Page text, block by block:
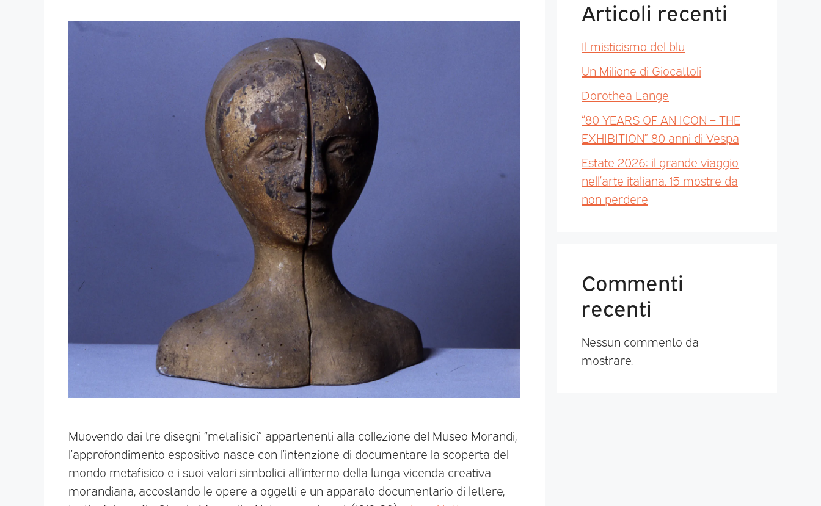
Muovendo dai tre disegni “metafisici” appartenenti alla collezione del Museo Morandi,
l’approfondimento espositivo nasce con l’intenzione di documentare la scoperta del
mondo metafisico e i suoi valori simbolici all’interno della lunga vicenda creativa
morandiana, accostando le opere a oggetti e un apparato documentario di lettere,
Articoli recenti
Il misticismo del blu
Un Milione di Giocattoli
Dorothea Lange
“80 YEARS OF AN ICON – THE
EXHIBITION” 80 anni di Vespa
Estate 2026: il grande viaggio
nell’arte italiana. 15 mostre da
non perdere
Commenti
recenti
Nessun commento da
mostrare.